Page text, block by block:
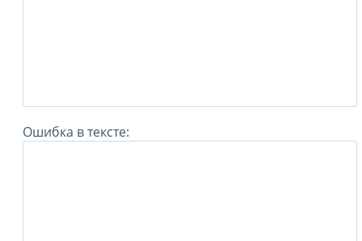
Ошибка в тексте: